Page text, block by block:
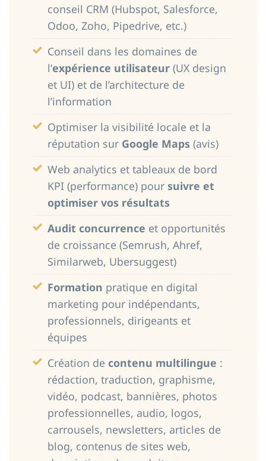
conseil CRM (Hubspot, Salesforce,
Odoo, Zoho, Pipedrive, etc.)
Conseil dans les domaines de
l’expérience utilisateur (UX design
et UI) et de l’architecture de
l’information
Optimiser la visibilité locale et la
réputation sur Google Maps (avis)
Web analytics et tableaux de bord
KPI (performance) pour suivre et
optimiser vos résultats
Audit concurrence et opportunités
de croissance (Semrush, Ahref,
Similarweb, Ubersuggest)
Formation pratique en digital
marketing pour indépendants,
professionnels, dirigeants et
équipes
Création de contenu multilingue :
rédaction, traduction, graphisme,
vidéo, podcast, bannières, photos
professionnelles, audio, logos,
carrousels, newsletters, articles de
blog, contenus de sites web,